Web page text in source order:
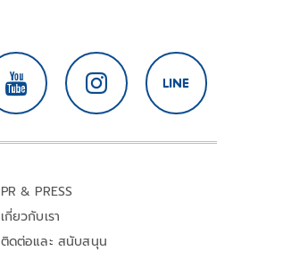
PR & PRESS
เกี่ยวกับเรา
ติดต่อและ สนับสนุน